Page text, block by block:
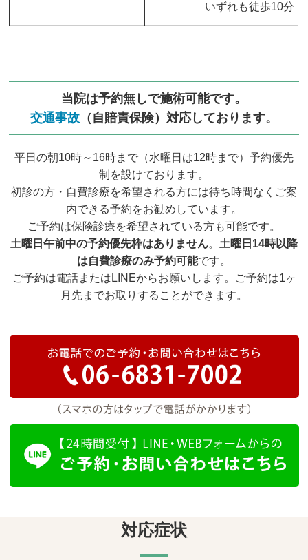
いずれも徒歩10分
当院は予約無しで施術可能です。
交通事故 （自賠責保険）対応しております。
平日の朝10時～16時まで（水曜日は12時まで）予約優先
制を設けております。
初診の方・自費診療を希望される方には待ち時間なくご案
内できる予約をお勧めしています。
ご予約は保険診療を希望されている方も可能です。
土曜日午前中の予約優先枠はありません。 土曜日14時以降
は自費診療のみ予約可能です。
ご予約は電話またはLINEからお願いします。ご予約は1ヶ
月先までお取りすることができます。
対応症状